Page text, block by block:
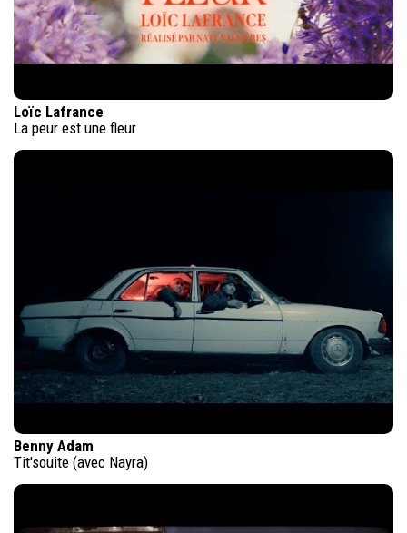
Loïc Lafrance
La peur est une fleur
Benny Adam
Tit'souite (avec Nayra)